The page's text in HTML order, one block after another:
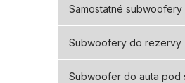
Samostatné subwoofery
Subwoofery do rezervy
Subwoofer do auta pod